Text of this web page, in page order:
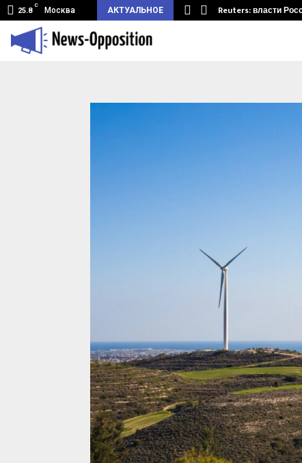
25.8
C
Москва АКТУАЛЬНОЕ
туннель из Беларуси.… Reuters: власти